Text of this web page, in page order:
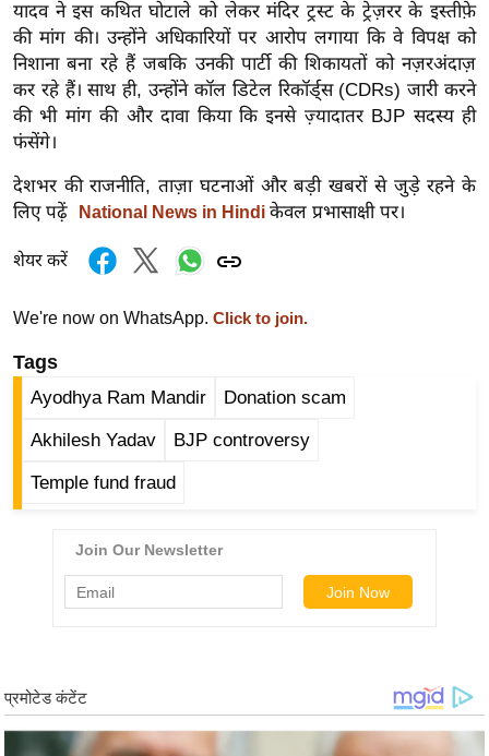
ज
ब्री
फ
म
नो
ज
ज
त
ली
वु
ड
ली
क्षा
B
यादव ने इस कथित घोटाले को लेकर मंदिर ट्रस्ट के ट्रेज़रर के इस्तीफ़े
की मांग की। उन्होंने अधिकारियों पर आरोप लगाया कि वे विपक्ष को
निशाना बना रहे हैं जबकि उनकी पार्टी की शिकायतों को नज़रअंदाज़
कर रहे हैं। साथ ही, उन्होंने कॉल डिटेल रिकॉर्ड्स (CDRs) जारी करने
की भी मांग की और दावा किया कि इनसे ज़्यादातर BJP सदस्य ही
फंसेंगे।
देशभर की राजनीति, ताज़ा घटनाओं और बड़ी खबरों से जुड़े रहने के
लिए पढ़ें
National News in Hindi केवल प्रभासाक्षी पर।
शेयर करें
We're now on WhatsApp. Click to join.
Tags
Ayodhya Ram Mandir Donation scam
Akhilesh Yadav BJP controversy
Temple fund fraud